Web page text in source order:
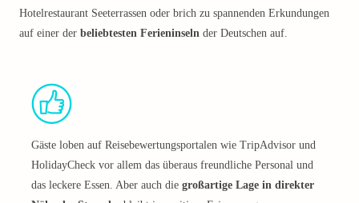
Hotelrestaurant Seeterrassen oder brich zu spannenden Erkundungen
auf einer der beliebtesten Ferieninseln der Deutschen auf.
Gäste loben auf Reisebewertungsportalen wie TripAdvisor und
HolidayCheck vor allem das überaus freundliche Personal und
das leckere Essen. Aber auch die großartige Lage in direkter